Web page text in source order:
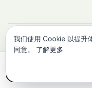
© 2026 PT Kasual Jaya
InstagramFacebook
我们使用 Cookie 以提升
同意。 了解更多